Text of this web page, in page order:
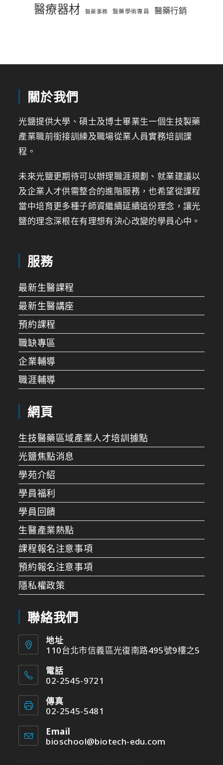
醫療器材 醫藥事務 醫藥學術專員 醫藥行銷
關於我們
光鹽提供大學、碩士及博士畢業生一個生技製藥
產業職前銜接訓練及職場從業人員實務培訓課
程。
未來光鹽更期待可以辦理職涯規劃、就業建議以
及企業人才供需整合的進階服務，也希望從課程
當中培育更多種子師資繼續延續這份理念，讓光
鹽的理念深根在有理想有決心改變的學員心中。
服務
最新生醫課程
最新生醫講座
預約課程
職缺專區
企業輔導
職涯輔導
網頁
生技醫藥區域產業人才培訓據點
光鹽焦點消息
學苑介紹
學員福利
學員回饋
生醫產業熱點
課程報名注意事項
預約報名注意事項
隱私權政策
聯絡我們
地址
110台北市信義區光復南路495號9樓之5
電話
02-2545-9721
傳真
02-2545-5481
Email
bioschool@biotech-edu.com